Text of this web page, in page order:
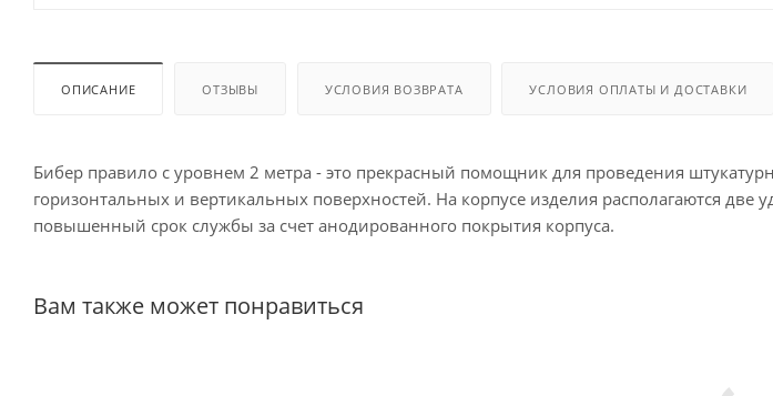
ОПИСАНИЕ ОТЗЫВЫ УСЛОВИЯ ВОЗВРАТА УСЛОВИЯ ОПЛАТЫ И ДОСТАВКИ
Бибер правило с уровнем 2 метра - это прекрасный помощник для проведения
горизонтальных и вертикальных поверхностей. На корпусе изделия располагаются
повышенный срок службы за счет анодированного покрытия корпуса.
Вам также может понравиться